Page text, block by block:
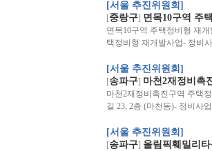
[서울 추진위원회]
[중랑구] 면목10구역 주
면목10구역 주택정비형 재
택정비형 재개발사업- 정비
[서울 추진위원회]
[송파구] 마천2재정비촉
마천2재정비촉진구역 주택
길 23, 2층 (마천동)- 정비사
[서울 추진위원회]
[송파구] 올림픽훼밀리